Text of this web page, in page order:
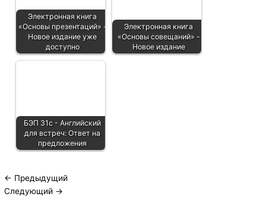
Электронная книга
«Основы презентаций» -
Новое издание уже
доступно
Электронная книга
«Основы совещаний» -
Новое издание
БЭП 31с - Английский
для встреч: Ответ на
предложения
← Предыдущий
Следующий →